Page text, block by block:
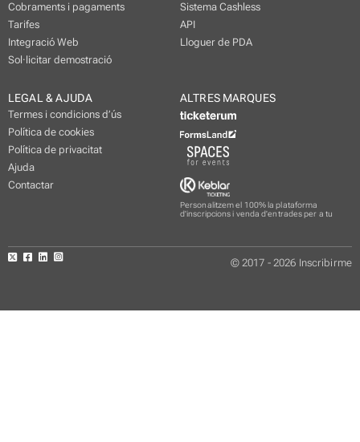
Cobraments i pagaments
Tarifes
Integració Web
Sol·licitar demostració
Sistema Cashless
API
Lloguer de PDA
LEGAL & AJUDA
Termes i condicions d’ús
Política de cookies
Política de privacitat
Ajuda
Contactar
ALTRES MARQUES
Personalitzem el 100% la plataforma
d'inscripcions i venda d'entrades per a tu
© 2017 - 2026 Inscribirme